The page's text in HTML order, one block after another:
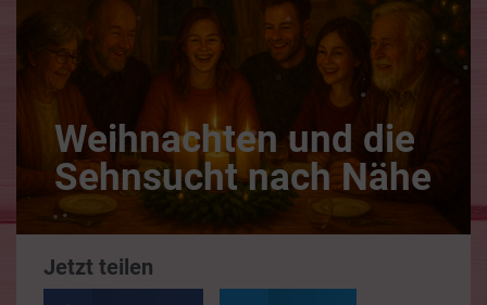
Weihnachten und die
Sehnsucht nach Nähe
Jetzt teilen